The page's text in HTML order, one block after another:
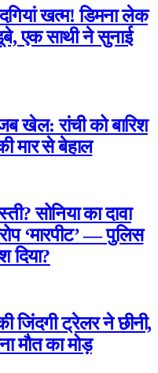
खत्म! डिमना लेक
एक साथी ने सुनाई
खेल: रांची को बारिश
मार से बेहाल
सोनिया का दावा
‘मारपीट’ — पुलिस
दिया?
जिंदगी ट्रेलर ने छीनी,
मौत का मोड़